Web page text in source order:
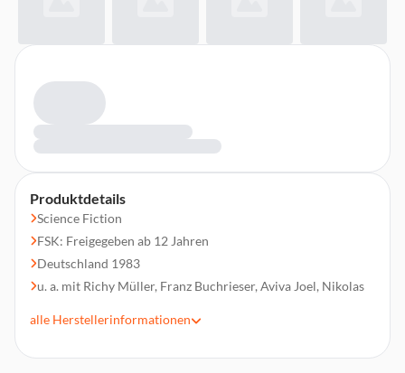
Produktdetails
Science Fiction
FSK: Freigegeben ab 12 Jahren
Deutschland 1983
u. a. mit Richy Müller, Franz Buchrieser, Aviva Joel, Nikolas
Regie: Roland Emmerich
alle Herstellerinformationen